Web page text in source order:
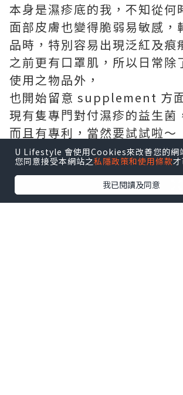
本⾝是濕疹底的我，不知從何
⾯部⽪膚也變得脆弱易敏感，
品時，特別容易出現泛紅及痕
之前更有⼝罩肌，所以⽇常除
使⽤之物品外，
也開始留意 supplement ⽅
現有隻專⾨對付濕疹的益⽣菌
⽽且有專利，當然要試試啦～
U Lifestyle 會使用Cookies來改善您的網
您同意接受本網站之私隱政策和使用條款
我已閱讀及同意